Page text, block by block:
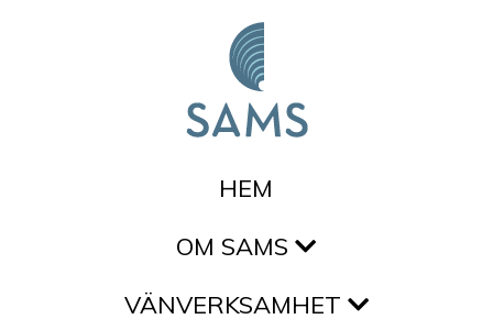
HEM
OM SAMS
VÄNVERKSAMHET